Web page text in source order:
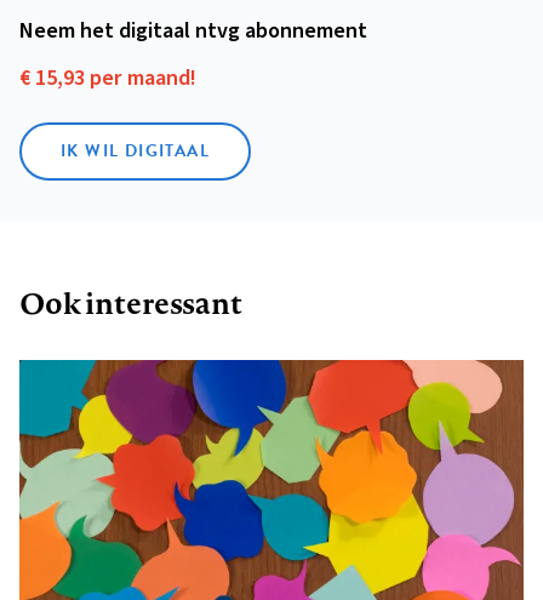
Neem het digitaal ntvg abonnement
€ 15,93 per maand!
IK WIL DIGITAAL
Ook interessant